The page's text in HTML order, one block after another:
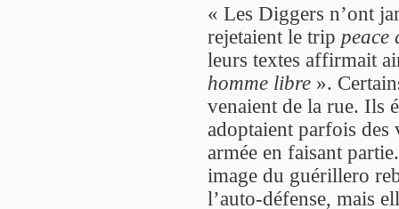
« Les Diggers n’ont
rejetaient le trip peace
leurs textes affirmait
homme libre ».
venaient de la rue. Ils
adoptaient parfois des
armée en faisant
image du guérillero
l’auto-défense, mais